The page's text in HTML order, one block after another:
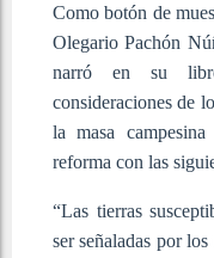
Como botón de
Olegario Pachón
narró en su
consideraciones de
la masa
reforma con las
“Las tierras
ser señaladas por